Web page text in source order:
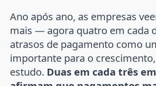
Ano após ano, as empresas
mais — agora quatro em cada
atrasos de pagamento como
importante para o
estudo. Duas em cada três